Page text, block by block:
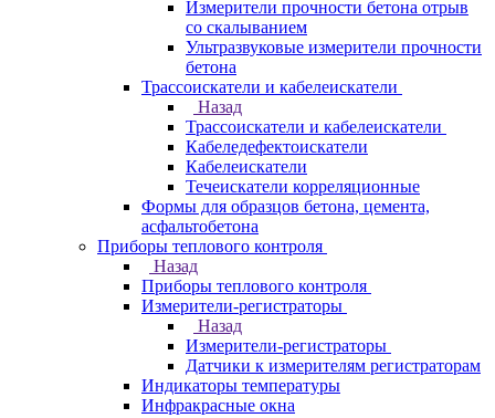
Измерители прочности бетона отрыв
со скалыванием
Ультразвуковые измерители прочности
бетона
Трассоискатели и кабелеискатели
Назад
Трассоискатели и кабелеискатели
Кабеледефектоискатели
Кабелеискатели
Течеискатели корреляционные
Формы для образцов бетона, цемента,
асфальтобетона
Приборы теплового контроля
Назад
Приборы теплового контроля
Измерители-регистраторы
Назад
Измерители-регистраторы
Датчики к измерителям регистраторам
Индикаторы температуры
Инфракрасные окна